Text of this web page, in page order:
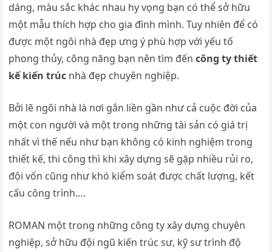
dáng, màu sắc khác nhau hy vọng bạn có thể sở hữu
một mẫu thích hợp cho gia đình mình. Tuy nhiên để có
được một ngôi nhà đẹp ưng ý phù hợp với yếu tố
phong thủy, công năng bạn nên tìm đếncông ty thiết
kế kiến trúc nhà đẹp chuyên nghiệp.
Bởi lẽ ngôi nhà là nơi gắn liền gần như cả cuộc đời của
một con người và một trong những tài sản có giá trị
nhất vì thế nếu như bạn không có kinh nghiệm trong
thiết kế, thi công thì khi xây dựng sẽ gặp nhiều rủi ro,
đội vốn cũng như khó kiểm soát được chất lượng, kết
cấu công trình….
ROMAN một trong những công ty xây dựng chuyên
nghiệp, sở hữu đội ngũ kiến trúc sư, kỹ sư trình độ